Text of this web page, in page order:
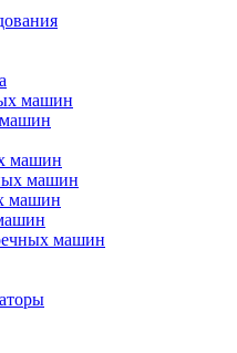
машин
машин
машин
машин
машин